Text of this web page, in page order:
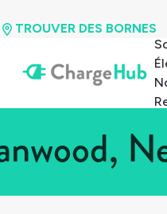
TROUVER DES BORNES